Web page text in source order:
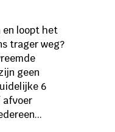
en loopt het
trager weg?
geen
6
afvoer